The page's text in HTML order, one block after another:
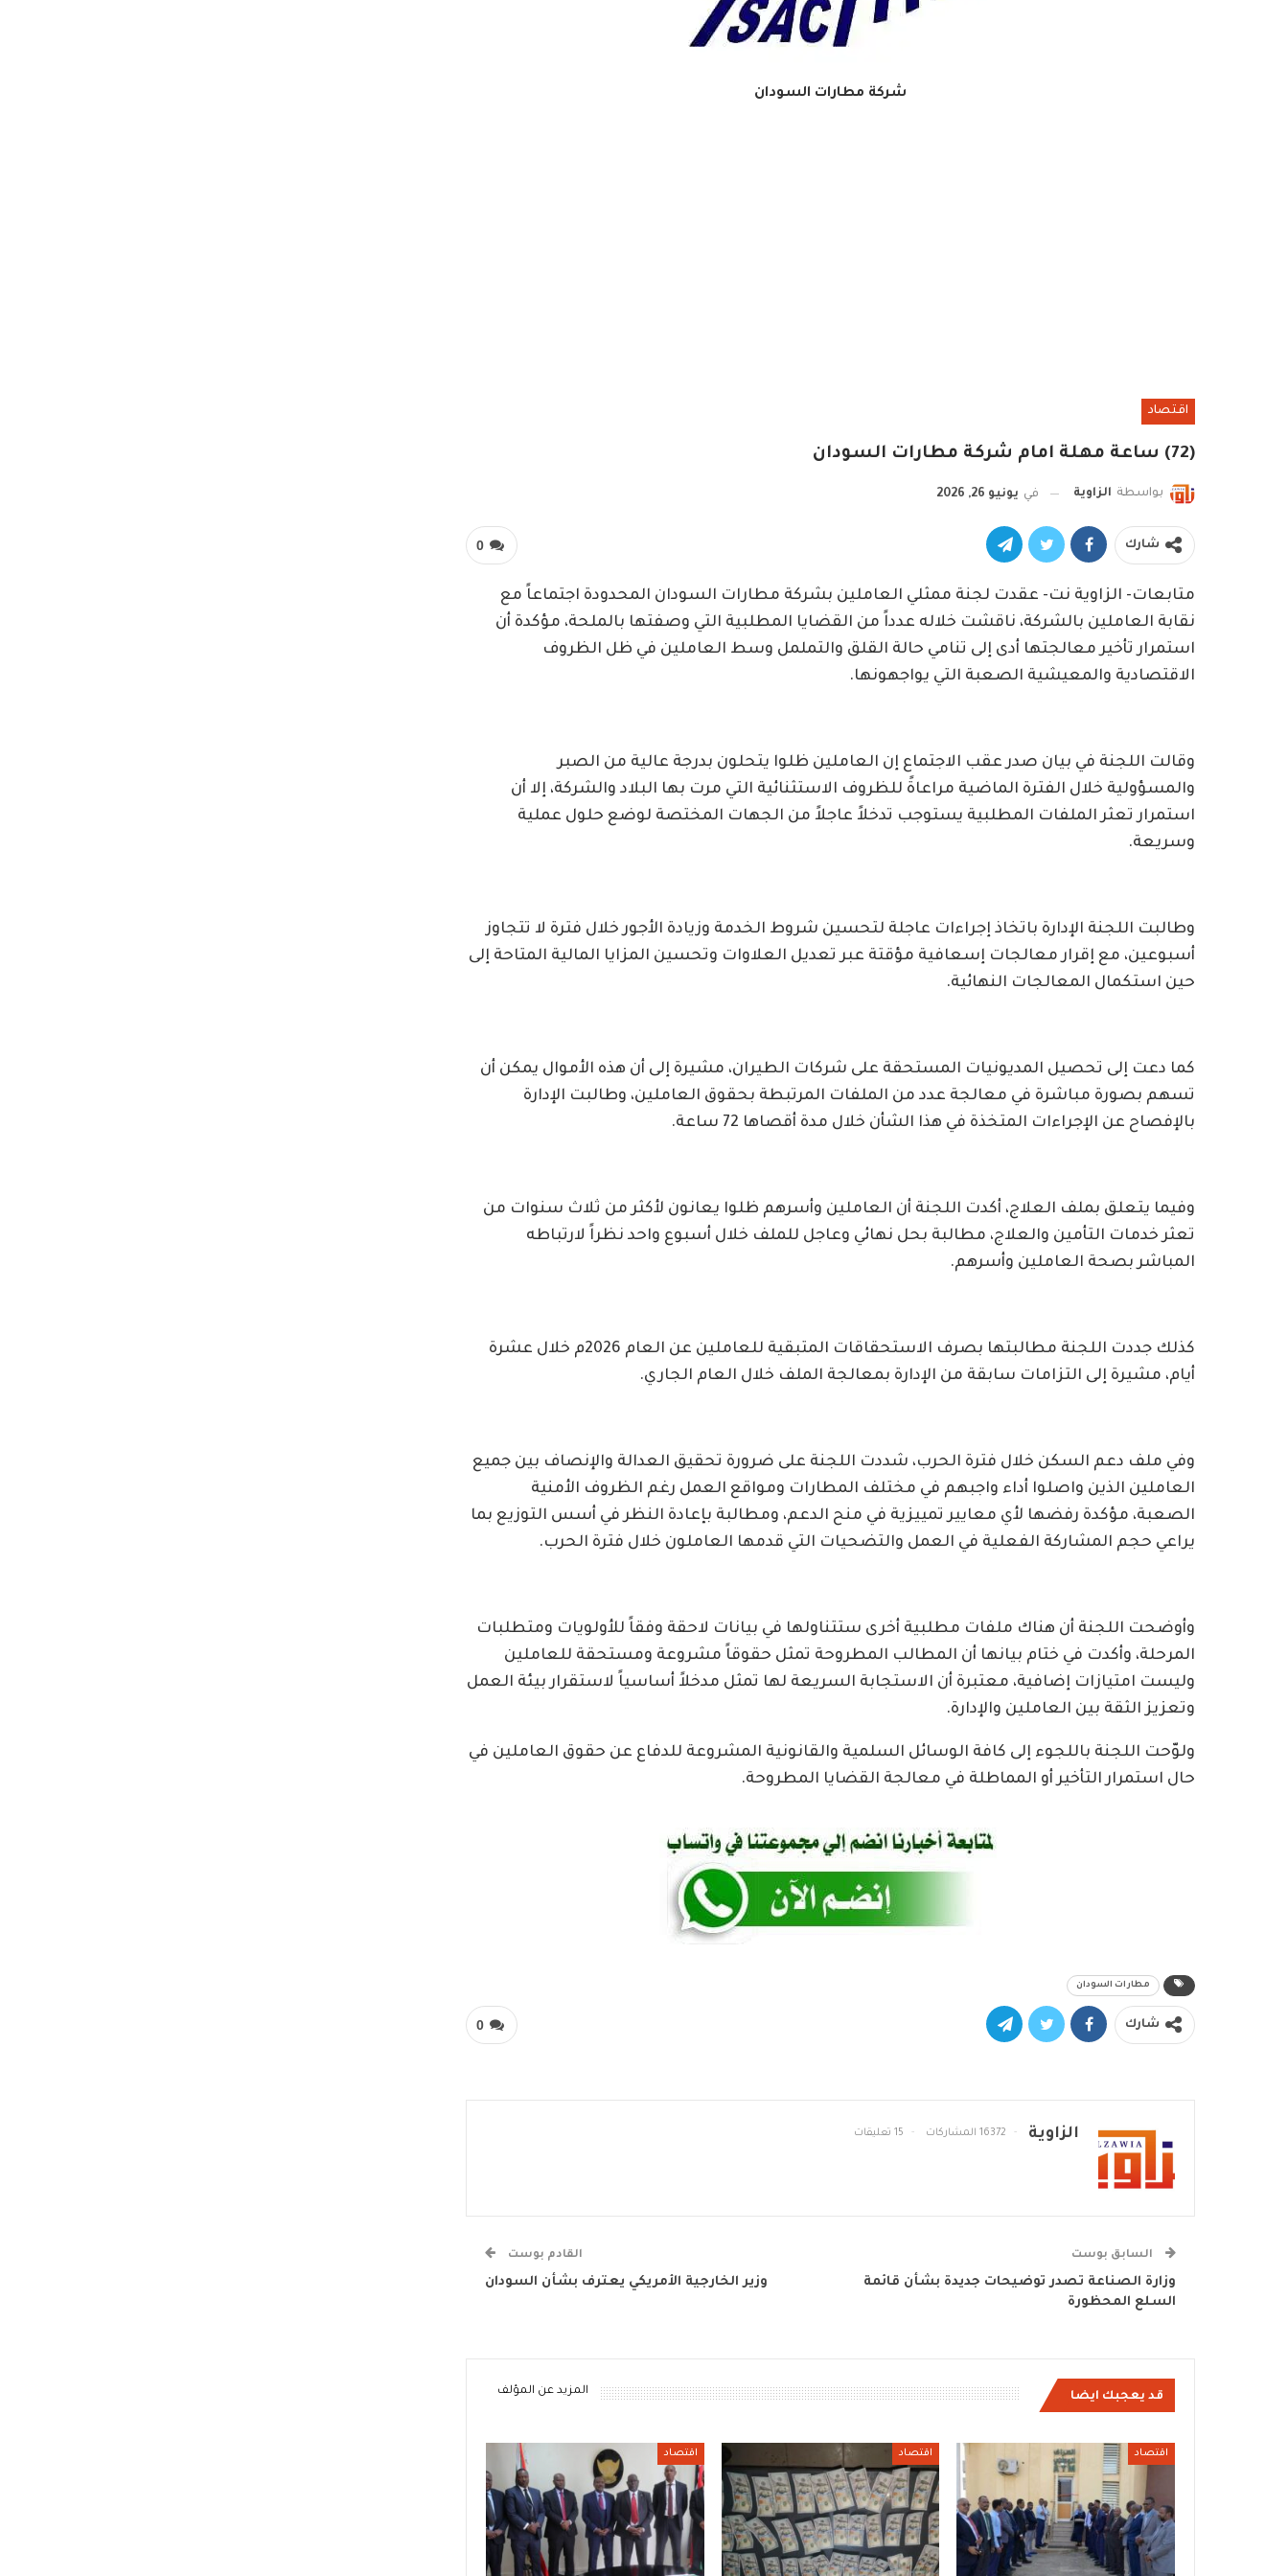
شركة مطارات السودان
اقتصاد
(72) ساعة مهلة امام شركة مطارات السودان
بواسطة الزاوية في يونيو 26, 2026
0 شارك
متابعات- الزاوية نت- عقدت لجنة ممثلي العاملين بشركة مطارات السودان المحدودة اجتماعاً مع
نقابة العاملين بالشركة، ناقشت خلاله عدداً من القضايا المطلبية التي وصفتها بالملحة، مؤكدة أن
استمرار تأخير معالجتها أدى إلى تنامي حالة القلق والتململ وسط العاملين في ظل الظروف
الاقتصادية والمعيشية الصعبة التي يواجهونها.
وقالت اللجنة في بيان صدر عقب الاجتماع إن العاملين ظلوا يتحلون بدرجة عالية من الصبر
والمسؤولية خلال الفترة الماضية مراعاةً للظروف الاستثنائية التي مرت بها البلاد والشركة، إلا أن
استمرار تعثر الملفات المطلبية يستوجب تدخلاً عاجلاً من الجهات المختصة لوضع حلول عملية
وسريعة.
وطالبت اللجنة الإدارة باتخاذ إجراءات عاجلة لتحسين شروط الخدمة وزيادة الأجور خلال فترة لا تتجاوز
أسبوعين، مع إقرار معالجات إسعافية مؤقتة عبر تعديل العلاوات وتحسين المزايا المالية المتاحة إلى
حين استكمال المعالجات النهائية.
كما دعت إلى تحصيل المديونيات المستحقة على شركات الطيران، مشيرة إلى أن هذه الأموال يمكن أن
تسهم بصورة مباشرة في معالجة عدد من الملفات المرتبطة بحقوق العاملين، وطالبت الإدارة
بالإفصاح عن الإجراءات المتخذة في هذا الشأن خلال مدة أقصاها 72 ساعة.
وفيما يتعلق بملف العلاج، أكدت اللجنة أن العاملين وأسرهم ظلوا يعانون لأكثر من ثلاث سنوات من
تعثر خدمات التأمين والعلاج، مطالبة بحل نهائي وعاجل للملف خلال أسبوع واحد نظراً لارتباطه
المباشر بصحة العاملين وأسرهم.
كذلك جددت اللجنة مطالبتها بصرف الاستحقاقات المتبقية للعاملين عن العام 2026م خلال عشرة
أيام، مشيرة إلى التزامات سابقة من الإدارة بمعالجة الملف خلال العام الجاري.
وفي ملف دعم السكن خلال فترة الحرب، شددت اللجنة على ضرورة تحقيق العدالة والإنصاف بين جميع
العاملين الذين واصلوا أداء واجبهم في مختلف المطارات ومواقع العمل رغم الظروف الأمنية
الصعبة، مؤكدة رفضها لأي معايير تمييزية في منح الدعم، ومطالبة بإعادة النظر في أسس التوزيع بما
يراعي حجم المشاركة الفعلية في العمل والتضحيات التي قدمها العاملون خلال فترة الحرب.
وأوضحت اللجنة أن هناك ملفات مطلبية أخرى ستتناولها في بيانات لاحقة وفقاً للأولويات ومتطلبات
المرحلة، وأكدت في ختام بيانها أن المطالب المطروحة تمثل حقوقاً مشروعة ومستحقة للعاملين
وليست امتيازات إضافية، معتبرة أن الاستجابة السريعة لها تمثل مدخلاً أساسياً لاستقرار بيئة العمل
وتعزيز الثقة بين العاملين والإدارة.
ولوّحت اللجنة باللجوء إلى كافة الوسائل السلمية والقانونية المشروعة للدفاع عن حقوق العاملين في
حال استمرار التأخير أو المماطلة في معالجة القضايا المطروحة.
مطارات السودان
0 شارك
الزاوية 16372 المشاركات 15 تعليقات
السابق بوست
وزارة الصناعة تصدر توضيحات جديدة بشأن قائمة
السلع المحظورة
القادم بوست
وزير الخارجية الأمريكي يعترف بشأن السودان
قد يعجبك ايضا المزيد عن المؤلف
اقتصاد اقتصاد اقتصاد